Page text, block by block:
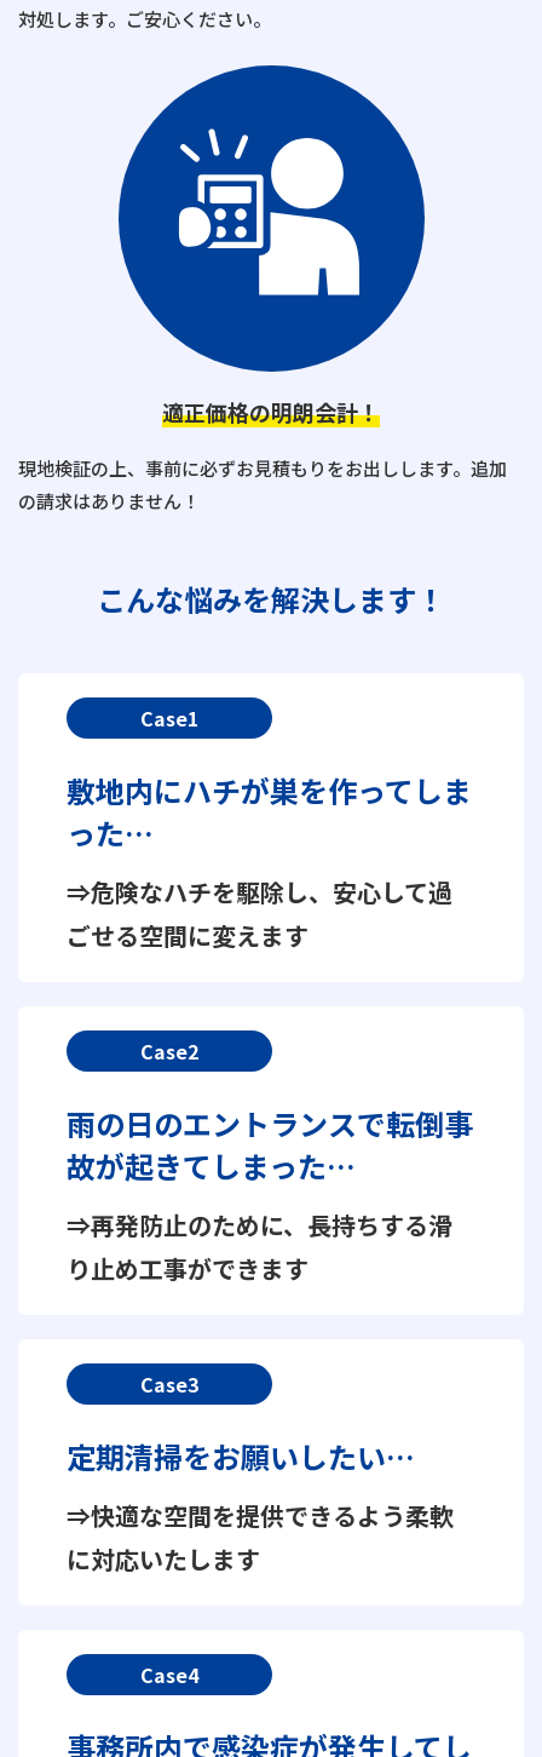
対処します。ご安心ください。
適正価格の明朗会計！
現地検証の上、事前に必ずお見積もりをお出しします。追加
の請求はありません！
こんな悩みを解決します！
Case1
敷地内にハチが巣を作ってしま
った…
⇒危険なハチを駆除し、安心して過
ごせる空間に変えます
Case2
雨の日のエントランスで転倒事
故が起きてしまった…
⇒再発防止のために、長持ちする滑
り止め工事ができます
Case3
定期清掃をお願いしたい…
⇒快適な空間を提供できるよう柔軟
に対応いたします
Case4
事務所内で感染症が発生してし